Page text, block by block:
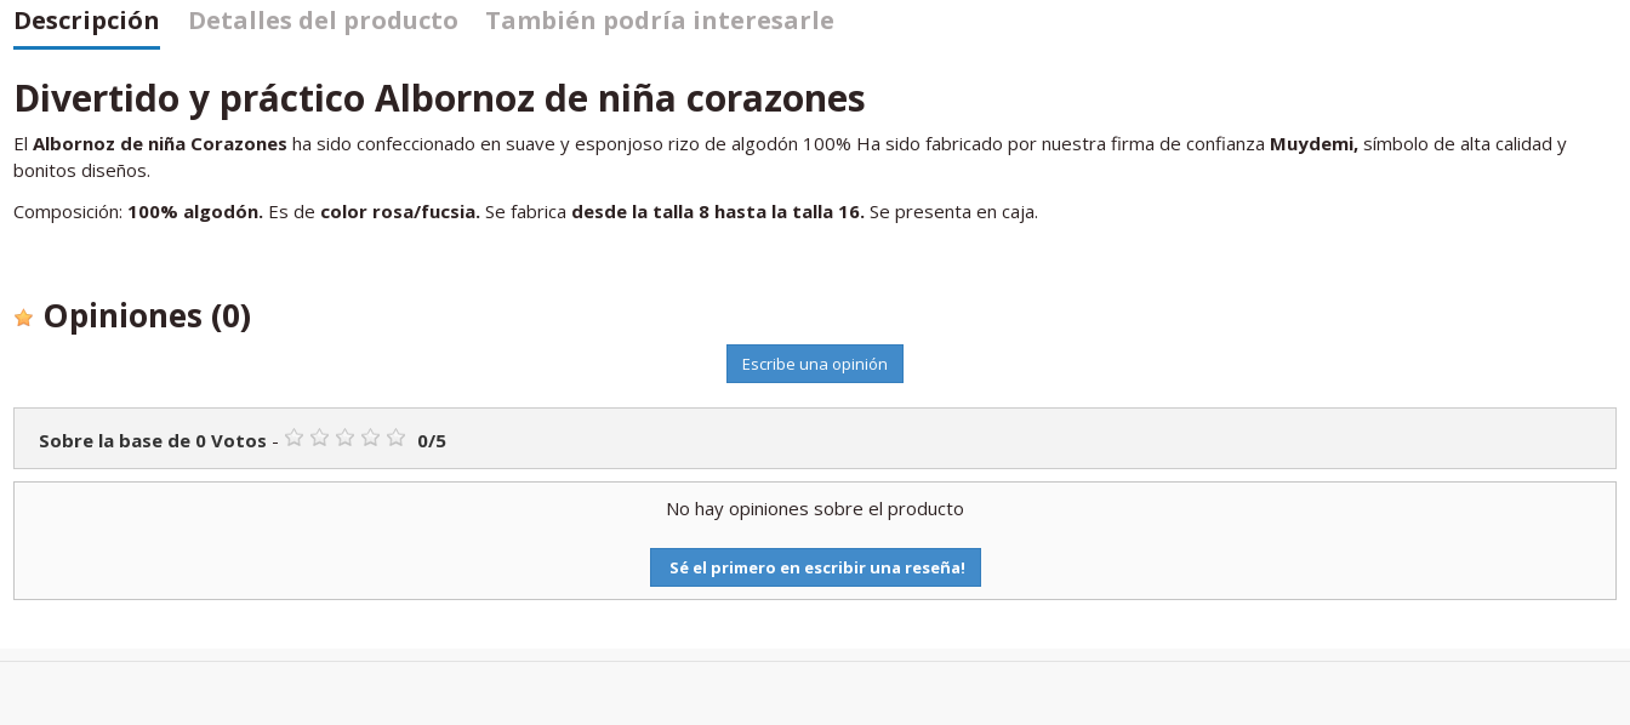
Descripción Detalles del producto También podría interesarle
Divertido y práctico Albornoz de niña corazones
El Albornoz de niña Corazones ha sido confeccionado en suave y esponjoso rizo de algodón 100% Ha sido fabricado por nuestra firma de confianza Muydemi, símbolo de alta calidad y
bonitos diseños.
Composición: 100% algodón. Es de color rosa/fucsia. Se fabrica desde la talla 8 hasta la talla 16. Se presenta en caja.
Opiniones (0)
Escribe una opinión
Sobre la base de 0 Votos - 0/5
No hay opiniones sobre el producto
Sé el primero en escribir una reseña!